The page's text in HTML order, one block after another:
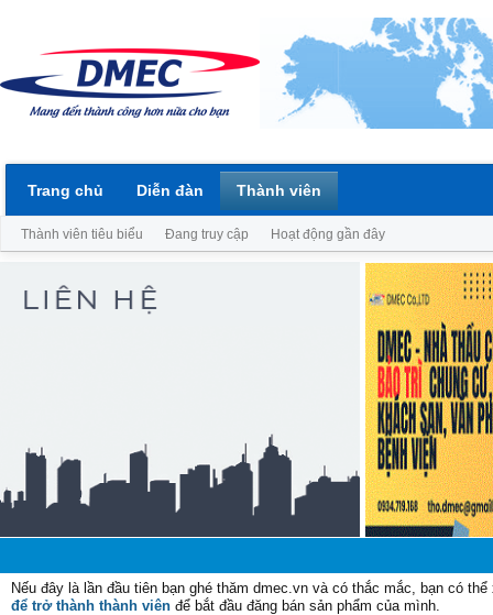
Nếu đây là lần đầu tiên bạn ghé thăm dmec.vn và có thắc mắc, bạn có
để trở thành thành viên để bắt đầu đăng bán sản phẩm của mình.
Trang chủ Diễn đàn Thành viên
Thành viên tiêu biểu Đang truy cập Hoạt động gần đây